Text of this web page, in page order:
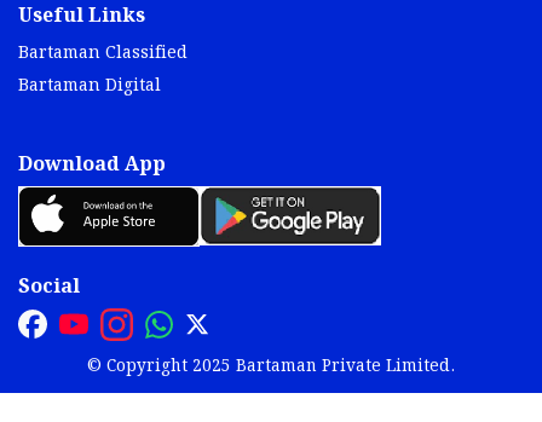
Useful Links
Bartaman Classified
Bartaman Digital
Download App
Social
© Copyright 2025 Bartaman Private Limited.